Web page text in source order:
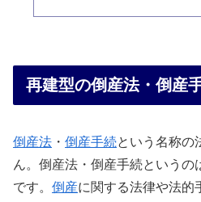
再建型の倒産法・倒産
倒産法 ・ 倒産手続という名称の
ん。倒産法・倒産手続という
です。 倒産に関する法律や法的